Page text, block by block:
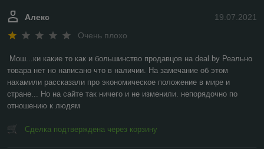
19.07.2021
Алекс
Очень плохо
Мош...ки какие то как и большинство продавцов на deal.by Реально
товара нет но написано что в наличии. На замечание об этом
нахамили рассказали про экономическое положение в мире и
стране... Но на сайте так ничего и не изменили. непорядочно по
отношению к людям
Сделка подтверждена через корзину